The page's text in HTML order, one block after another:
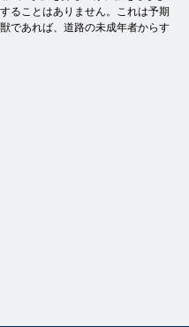
ることはありません。これは予期
であれば、道路の未成年者からす